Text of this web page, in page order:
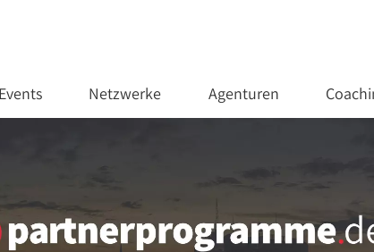
Events Netzwerke Agenturen